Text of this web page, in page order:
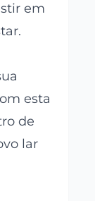
em
esta
de
lar